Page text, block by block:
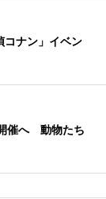
コナン」イベン
催へ 動物たち